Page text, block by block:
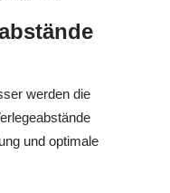
werden die
und optimale